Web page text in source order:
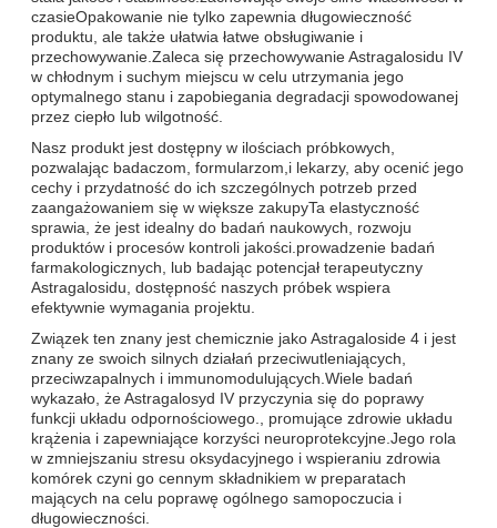
czasieOpakowanie nie tylko zapewnia długowieczność
produktu, ale także ułatwia łatwe obsługiwanie i
przechowywanie.Zaleca się przechowywanie Astragalosidu IV
w chłodnym i suchym miejscu w celu utrzymania jego
optymalnego stanu i zapobiegania degradacji spowodowanej
przez ciepło lub wilgotność.
Nasz produkt jest dostępny w ilościach próbkowych,
pozwalając badaczom, formularzom,i lekarzy, aby ocenić jego
cechy i przydatność do ich szczególnych potrzeb przed
zaangażowaniem się w większe zakupyTa elastyczność
sprawia, że jest idealny do badań naukowych, rozwoju
produktów i procesów kontroli jakości.prowadzenie badań
farmakologicznych, lub badając potencjał terapeutyczny
Astragalosidu, dostępność naszych próbek wspiera
efektywnie wymagania projektu.
Związek ten znany jest chemicznie jako Astragaloside 4 i jest
znany ze swoich silnych działań przeciwutleniających,
przeciwzapalnych i immunomodulujących.Wiele badań
wykazało, że Astragalosyd IV przyczynia się do poprawy
funkcji układu odpornościowego., promujące zdrowie układu
krążenia i zapewniające korzyści neuroprotekcyjne.Jego rola
w zmniejszaniu stresu oksydacyjnego i wspieraniu zdrowia
komórek czyni go cennym składnikiem w preparatach
mających na celu poprawę ogólnego samopoczucia i
długowieczności.